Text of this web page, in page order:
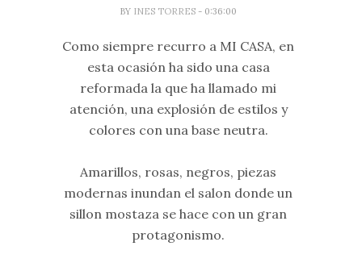
BY INES TORRES - 0:36:00
Como siempre recurro a MI CASA, en
esta ocasión ha sido una casa
reformada la que ha llamado mi
atención, una explosión de estilos y
colores con una base neutra.
Amarillos, rosas, negros, piezas
modernas inundan el salon donde un
sillon mostaza se hace con un gran
protagonismo.